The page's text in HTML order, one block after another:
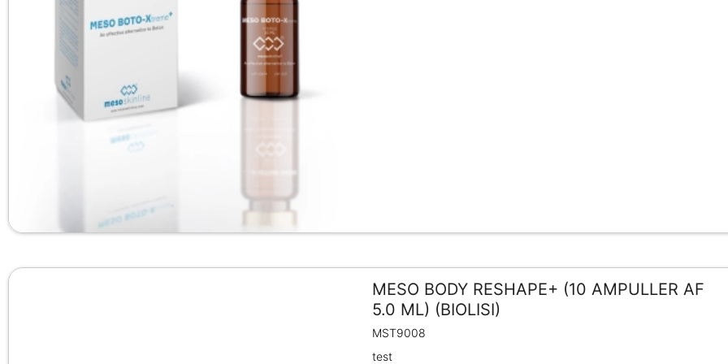
MESO BODY RESHAPE+ (10 AMPULLER AF
5.0 ML) (BIOLISI)
MST9008
test